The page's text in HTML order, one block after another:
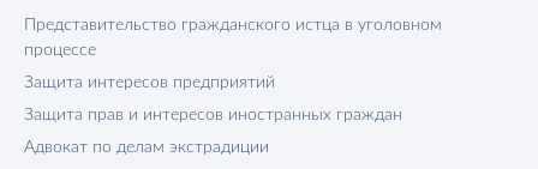
Представительство гражданского истца в уголовном
процессе
Защита интересов предприятий
Защита прав и интересов иностранных граждан
Адвокат по делам экстрадиции